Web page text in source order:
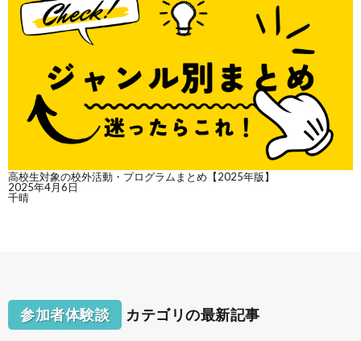
高校生対象の校外活動・プログラムまとめ【2025年版】
2025年4月6日
千晴
参加者体験談 カテゴリの最新記事